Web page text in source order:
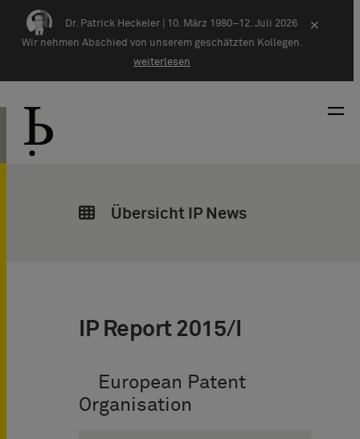
Zum Inhalt springen
Dr. Patrick Heckeler | 10. März 1980–12. Juli 2026
Wir nehmen Abschied von unserem geschätzten Kollegen.
weiterlesen
×
Übersicht IP News
IP Report 2015/I
European Patent
Organisation